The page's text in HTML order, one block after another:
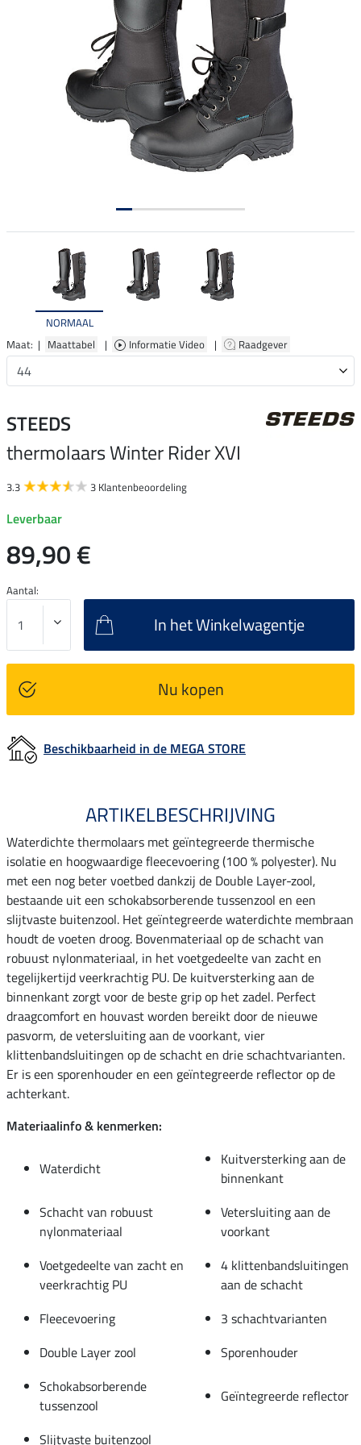
NORMAAL
Maat: | Maattabel | Informatie Video | Raadgever
STEEDS
thermolaars Winter Rider XVI
3.3 3 Klantenbeoordeling
Leverbaar
89,90 €
Aantal:
In het Winkelwagentje
Nu kopen
Beschikbaarheid in de MEGA STORE
ARTIKELBESCHRIJVING
Waterdichte thermolaars met geïntegreerde thermische
isolatie en hoogwaardige fleecevoering (100 % polyester). Nu
met een nog beter voetbed dankzij de Double Layer-zool,
bestaande uit een schokabsorberende tussenzool en een
slijtvaste buitenzool. Het geïntegreerde waterdichte membraan
houdt de voeten droog. Bovenmateriaal op de schacht van
robuust nylonmateriaal, in het voetgedeelte van zacht en
tegelijkertijd veerkrachtig PU. De kuitversterking aan de
binnenkant zorgt voor de beste grip op het zadel. Perfect
draagcomfort en houvast worden bereikt door de nieuwe
pasvorm, de vetersluiting aan de voorkant, vier
klittenbandsluitingen op de schacht en drie schachtvarianten.
Er is een sporenhouder en een geïntegreerde reflector op de
achterkant.
Materiaalinfo & kenmerken:
Waterdicht
Kuitversterking aan de
binnenkant
Schacht van robuust
nylonmateriaal
Vetersluiting aan de
voorkant
Voetgedeelte van zacht en
veerkrachtig PU
4 klittenbandsluitingen
aan de schacht
Fleecevoering
3 schachtvarianten
Double Layer zool
Sporenhouder
Schokabsorberende
tussenzool
Geïntegreerde reflector
Slijtvaste buitenzool